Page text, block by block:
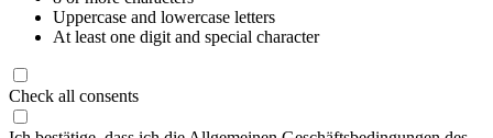
Uppercase and lowercase letters
At least one digit and special character
Check all consents